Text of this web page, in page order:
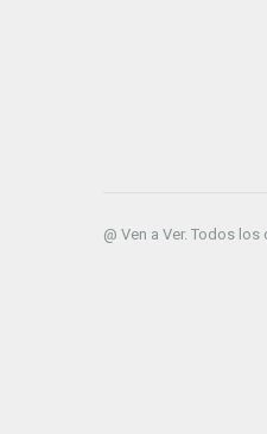
@ Ven a Ver. Todos